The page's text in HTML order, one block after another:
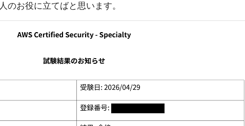
のお役に立てばと思います。